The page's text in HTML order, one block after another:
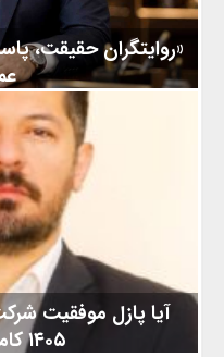
«روایتگران حقیقت،
در تقویم ملی
جسارت، دغدغه‌مندی و
فرارسیدن این روز ملی را
دوربین، در جست‌وجوی
دریچه‌ای به سوی آگاهی
ارادت‌های خود را عرض
نیست؛ بلکه او تحلیل‌گر
آیا پازل موفقیت
۱۴۰۵ کامل می شود؟!